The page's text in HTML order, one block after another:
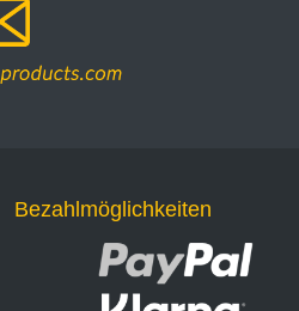
Bezahlmöglichkeiten